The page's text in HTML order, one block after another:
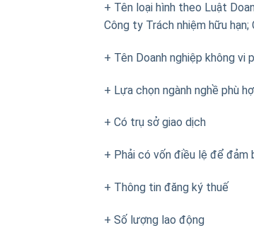
+ Tên loại hình theo Luật
Công ty Trách nhiệm hữu
+ Tên Doanh nghiệp không vi
+ Lựa chọn ngành nghề phù
+ Có trụ sở giao dịch
+ Phải có vốn điều lệ để đảm
+ Thông tin đăng ký thuế
+ Số lượng lao động